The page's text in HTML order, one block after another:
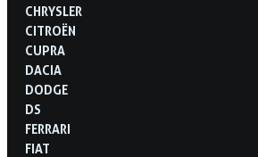
CHRYSLER
CITROËN
CUPRA
DACIA
DODGE
DS
FERRARI
FIAT